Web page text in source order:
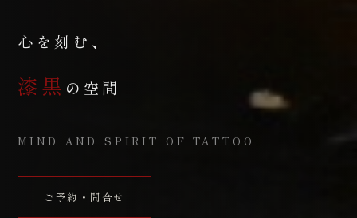
心を刻む、
漆黒 の空間
MIND AND SPIRIT OF TATTOO
ご予約・問合せ